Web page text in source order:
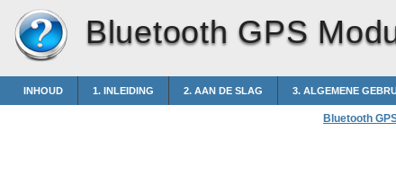
Bluetooth GPS
INHOUD 1. INLEIDING 2. AAN DE SLAG 3. ALGEMENE
Bluetooth